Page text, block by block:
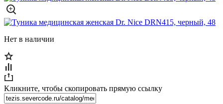
Нет в наличии
Кликните, чтобы скопировать прямую ссылку